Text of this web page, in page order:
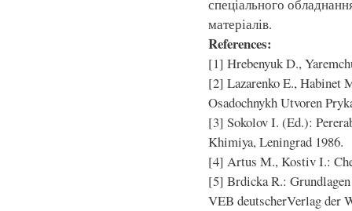
спеціального
матеріалів.
References:
[1] Hrebenyuk D.,
[2] Lazarenko E., Habinet
Osadochnykh Utvoren
[3] Sokolov I. (Ed.):
Khimiya, Leningrad 1986.
[4] Artus M., Kostiv I.:
[5] Brdicka R.:
VEB deutscherVerlag der